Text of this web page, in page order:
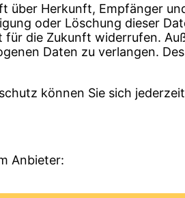
über Herkunft, Empfänger
oder Löschung dieser
die Zukunft widerrufen.
Daten zu verlangen.
können Sie sich
Anbieter: